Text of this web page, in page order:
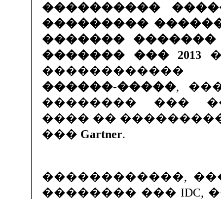
����������
���������
������� �������
������� ��� 2013
������-�����,
�������� ���
���� ��
��� Gartner.
������������,
�������� ��� IDC,